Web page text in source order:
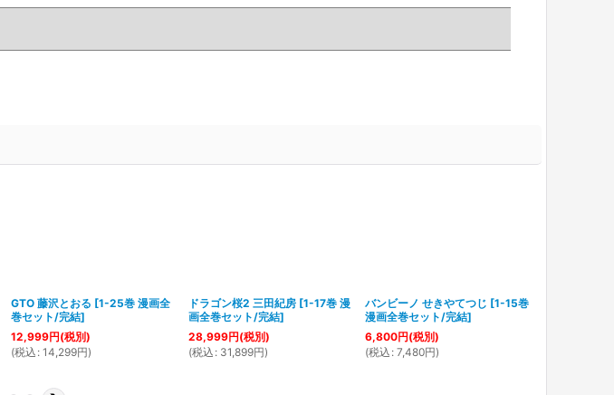
GTO 藤沢とおる [1-25巻 漫画全
巻セット/完結]
12,999円(税別)
(税込 : 14,299円)
ドラゴン桜2 三田紀房 [1-17巻 漫
画全巻セット/完結]
28,999円(税別)
(税込 : 31,899円)
バンビーノ せきやてつじ [1-15巻
漫画全巻セット/完結]
6,800円(税別)
(税込 : 7,480円)